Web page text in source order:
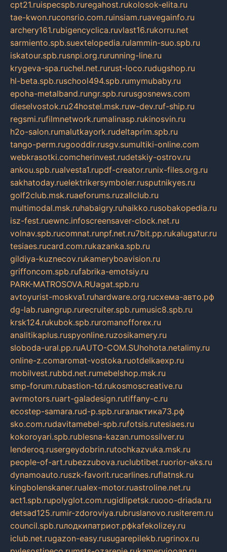
cpt21.ruispecspb.ruregahost.rukolosok-elita.ru
tae-kwon.ruconsrio.com.ruinsiam.ruavegainfo.ru
archery161.rubigencyclica.ruvlast16.rukorru.net
sarmiento.spb.suextelopedia.rulammin-suo.spb.ru
iskatour.spb.rusnpi.org.rurunning-line.ru
krygeva-spa.ruchel.net.rurust-loco.rudugshop.ru
hl-beta.spb.ruschool494.spb.rumymubaby.ru
epoha-metalband.rungr.spb.rurusgosnews.com
dieselvostok.ru24hostel.msk.ruw-dev.ruf-ship.ru
regsmi.rufilmnetwork.rumalinasp.rukinosvin.ru
h2o-salon.rumalutkayork.rudeltaprim.spb.ru
tango-perm.rugooddir.rusgv.sumultiki-online.com
webkrasotki.comcherinvest.rudetskiy-ostrov.ru
ankou.spb.rualvesta1.rupdf-creator.runix-files.org.ru
sakhatoday.ruelektrikersymboler.rusputnikyes.ru
golf2club.msk.ruaeforums.ruzallclub.ru
multimodal.msk.ruhabaigry.ruhaikko.rusobakopedia.ru
isz-fest.ruewnc.infoscreensaver-clock.net.ru
volnav.spb.rucomnat.runpf.net.ru7bit.pp.rukalugatur.ru
tesiaes.rucard.com.rukazanka.spb.ru
gildiya-kuznecov.rukameryboavision.ru
griffoncom.spb.rufabrika-emotsiy.ru
PARK-MATROSOVA.RUagat.spb.ru
avtoyurist-moskva1.ruhardware.org.ruсхема-авто.рф
dg-lab.ruangrup.rurecruiter.spb.rumusic8.spb.ru
krsk124.rukubok.spb.ruromanofforex.ru
analitikaplus.ruspyonline.ruzosikamery.ru
sloboda-ural.pp.ruAUTO-COM.SUhohota.netalimy.ru
online-z.comaromat-vostoka.ruotdelkaexp.ru
mobilvest.rubbd.net.rumebelshop.msk.ru
smp-forum.rubastion-td.rukosmoscreative.ru
avrmotors.ruart-galadesign.rutiffany-c.ru
ecostep-samara.rud-p.spb.ruгалактика73.рф
sko.com.rudavitamebel-spb.rufotsis.rutesiaes.ru
kokoroyari.spb.rublesna-kazan.rumossilver.ru
lenderoq.rusergeydobrin.rutochkazvuka.msk.ru
people-of-art.rubezzubova.ruclubtibet.ruorior-aks.ru
dynamoauto.ruszk-favorit.rucarlines.ruflatnsk.ru
kingbolenskaner.rualex-motor.ruastroline.net.ru
act1.spb.rupolyglot.com.rugidlipetsk.ruooo-driada.ru
detsad125.rumir-zdoroviya.rubruslanovo.rusiterem.ru
council.spb.ruлодкипатриот.рфkafekolizey.ru
iclub.net.rugazon-easy.rusugarepilekb.rugrinox.ru